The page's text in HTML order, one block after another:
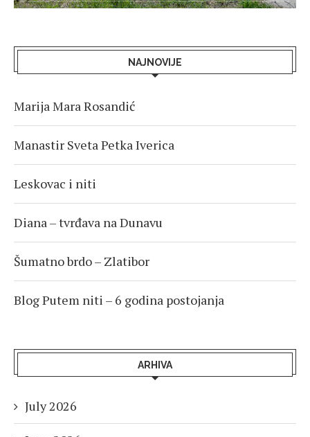
NAJNOVIJE
Marija Mara Rosandić
Manastir Sveta Petka Iverica
Leskovac i niti
Diana – tvrđava na Dunavu
Šumatno brdo – Zlatibor
Blog Putem niti – 6 godina postojanja
ARHIVA
July 2026